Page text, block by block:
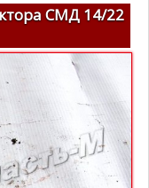
СМД 14/22